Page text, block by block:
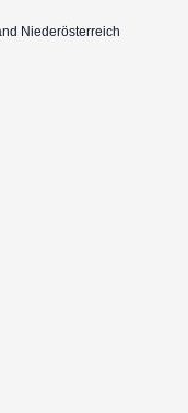
Niederösterreich